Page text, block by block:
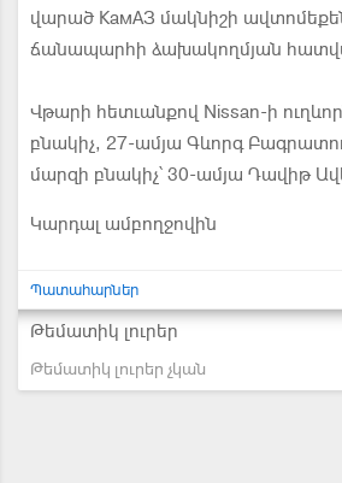
վարած КамАЗ մակնիշի
ճանապարհի ձախակողմյան
Վթարի հետւանքով Nissan-ի
բնակիչ, 27-ամյա Գևորգ
մարզի բնակիչ՝ 30-ամյա Դավիթ
Կարդալ ամբողջովին
Պատահարներ
Թեմատիկ լուրեր
Թեմատիկ լուրեր չկան